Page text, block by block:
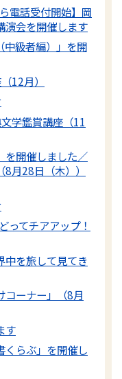
電話受付開始】岡
演会を開催します
中級者編）」を開
12月）
学鑑賞講座（11
を開催しました／
月28日（木））
ってチアアップ！
中を旅して見てき
コーナー」（8月
す
くらぶ」を開催し